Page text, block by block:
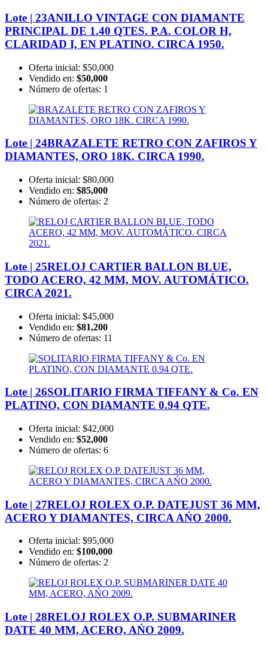
Lote | 23ANILLO VINTAGE CON DIAMANTE
PRINCIPAL DE 1.40 QTES. P.A. COLOR H,
CLARIDAD I, EN PLATINO. CIRCA 1950.
Oferta inicial: $50,000
Vendido en: $50,000
Número de ofertas: 1
Lote | 24BRAZALETE RETRO CON ZAFIROS Y
DIAMANTES, ORO 18K. CIRCA 1990.
Oferta inicial: $80,000
Vendido en: $85,000
Número de ofertas: 2
Lote | 25RELOJ CARTIER BALLON BLUE,
TODO ACERO, 42 MM, MOV. AUTOMÁTICO.
CIRCA 2021.
Oferta inicial: $45,000
Vendido en: $81,200
Número de ofertas: 11
Lote | 26SOLITARIO FIRMA TIFFANY & Co. EN
PLATINO, CON DIAMANTE 0.94 QTE.
Oferta inicial: $42,000
Vendido en: $52,000
Número de ofertas: 6
Lote | 27RELOJ ROLEX O.P. DATEJUST 36 MM,
ACERO Y DIAMANTES, CIRCA AŃO 2000.
Oferta inicial: $95,000
Vendido en: $100,000
Número de ofertas: 2
Lote | 28RELOJ ROLEX O.P. SUBMARINER
DATE 40 MM, ACERO, AŃO 2009.